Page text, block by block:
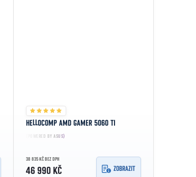
HELLOCOMP AMD GAMER 5060 TI
(POWERED BY ASUS)
38 835 KČ BEZ DPH
46 990 KČ ZOBRAZIT